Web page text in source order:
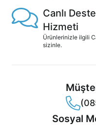
Canlı
Hizmeti
Ürünlerinizle ilgili
sizinle.
Sosyal